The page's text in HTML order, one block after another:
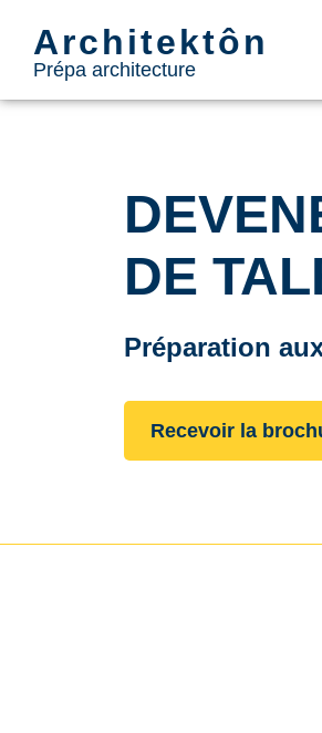
Architektôn
Prépa architecture
DE
Préparation
Recevoir la